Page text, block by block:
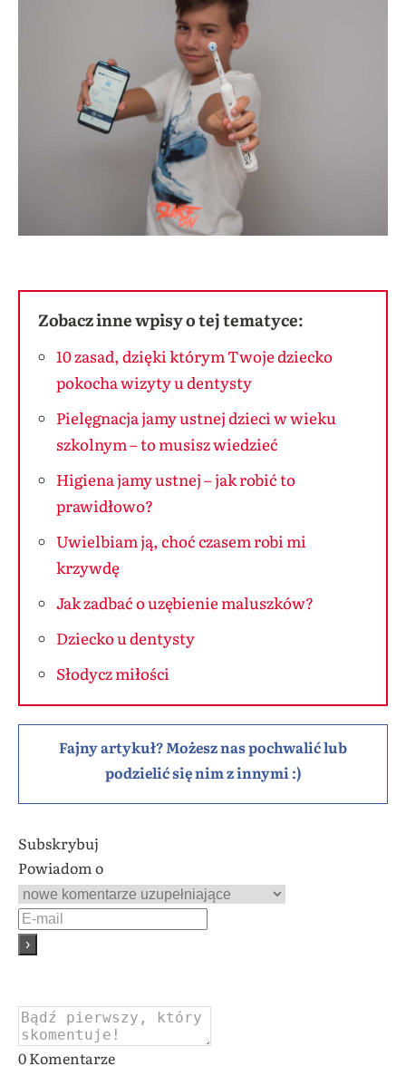
Zobacz inne wpisy o tej tematyce:
10 zasad, dzięki którym Twoje dziecko
pokocha wizyty u dentysty
Pielęgnacja jamy ustnej dzieci w wieku
szkolnym – to musisz wiedzieć
Higiena jamy ustnej – jak robić to
prawidłowo?
Uwielbiam ją, choć czasem robi mi
krzywdę
Jak zadbać o uzębienie maluszków?
Dziecko u dentysty
Słodycz miłości
Fajny artykuł? Możesz nas pochwalić lub
podzielić się nim z innymi :)
Subskrybuj
Powiadom o
0Komentarze